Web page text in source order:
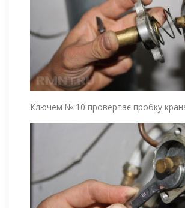
Ключем № 10 провертає пробку